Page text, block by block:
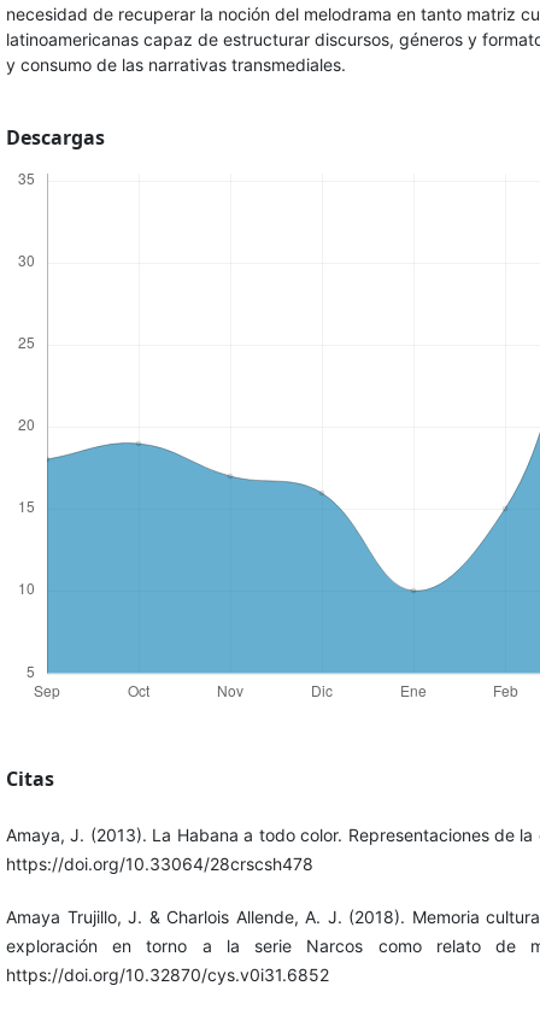
necesidad de recuperar la noción del melodrama en tanto matriz
latinoamericanas capaz de estructurar discursos, géneros y
y consumo de las narrativas transmediales.
Descargas
Citas
Amaya, J. (2013). La Habana a todo color. Representaciones de
https://doi.org/10.33064/28crscsh478
Amaya Trujillo, J. & Charlois Allende, A. J. (2018). Memoria
exploración en torno a la serie Narcos como relato de
https://doi.org/10.32870/cys.v0i31.6852